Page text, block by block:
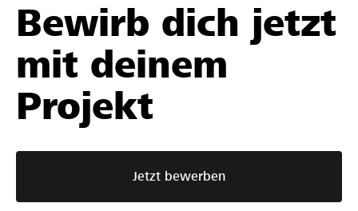
Bewirb dich jetzt
mit deinem
Projekt
Jetzt bewerben